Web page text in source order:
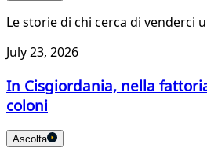
Le storie di chi cerca di venderci
July 23, 2026
In Cisgiordania, nella
coloni
Ascolta